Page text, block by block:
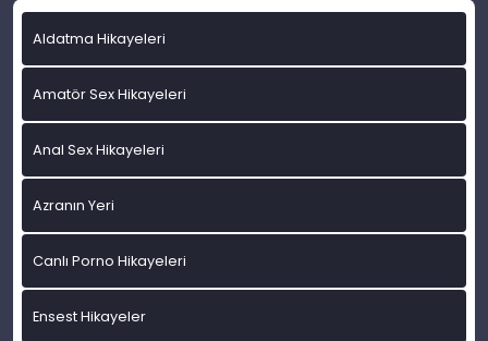
Aldatma Hikayeleri
Amatör Sex Hikayeleri
Anal Sex Hikayeleri
Azranın Yeri
Canlı Porno Hikayeleri
Ensest Hikayeler